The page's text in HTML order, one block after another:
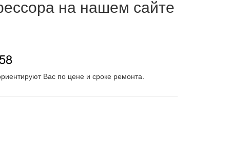
на нашем сайте
Вас по цене и сроке ремонта.